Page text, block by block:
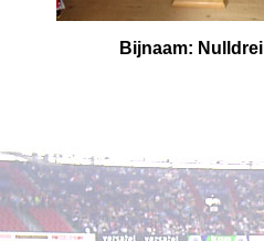
Bijnaam: Nulldrei